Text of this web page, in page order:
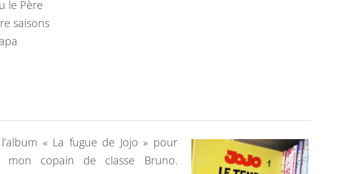
le Père
saisons
« La fugue de Jojo » pour
mon copain de classe Bruno.